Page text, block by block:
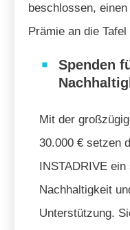
beschlossen,
Prämie an die
Spenden
Mit der
30.000 € setzen
INSTADRIVE
Nachhaltigkeit
Unterstützung.